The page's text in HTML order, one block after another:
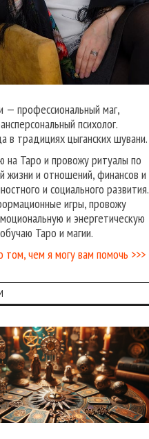
— профессиональный маг,
психолог.
в традициях цыганских шувани.
на Таро и провожу ритуалы по
жизни и отношений, финансов и
и социального развития.
игры, провожу
и энергетическую
Таро и магии.
чем я могу вам помочь >>>